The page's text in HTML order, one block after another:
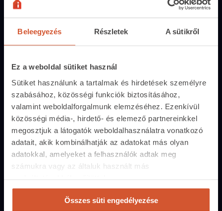
Beleegyezés Részletek A sütikről
Ez a weboldal sütiket használ
Sütiket használunk a tartalmak és hirdetések személyre
szabásához, közösségi funkciók biztosításához,
valamint weboldalforgalmunk elemzéséhez. Ezenkívül
közösségi média-, hirdető- és elemező partnereinkkel
megosztjuk a látogatók weboldalhasználatra vonatkozó
adatait, akik kombinálhatják az adatokat más olyan
adatokkal, amelyeket a felhasználók adtak meg
számukra vagy az általuk használt más
Összes süti engedélyezése
Ingatlanoskereső
Közvetítőknek
Belépés közvetítőknek
Árak és hirdetési lehetőségek
Fizetési lehetőségek
Lehetőségek közvetítőknek
+36 1 237 2065